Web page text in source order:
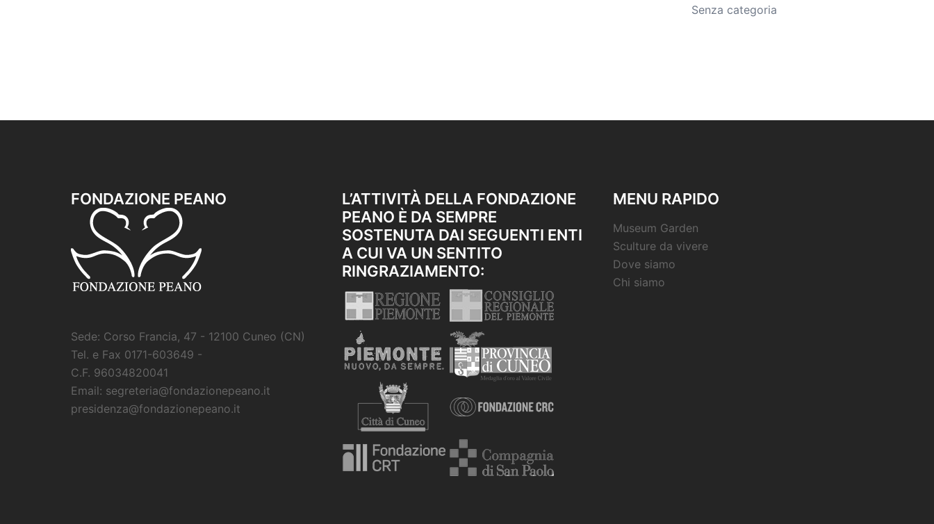
Senza categoria
FONDAZIONE PEANO
Sede: Corso Francia, 47 - 12100 Cuneo (CN)
Tel. e Fax 0171-603649 -
C.F. 96034820041
Email: segreteria@fondazionepeano.it
presidenza@fondazionepeano.it
L’ATTIVITÀ DELLA FONDAZIONE
PEANO È DA SEMPRE
SOSTENUTA DAI SEGUENTI ENTI
A CUI VA UN SENTITO
RINGRAZIAMENTO:
MENU RAPIDO
Museum Garden
Sculture da vivere
Dove siamo
Chi siamo